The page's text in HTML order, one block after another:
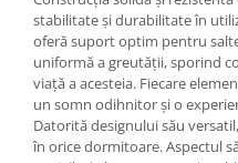
stabilitate și durabilitate în
oferă suport optim pentru
uniformă a greutății, sporind
viață a acesteia. Fiecare
un somn odihnitor și o
Datorită designului său
în orice dormitoare. Aspectul